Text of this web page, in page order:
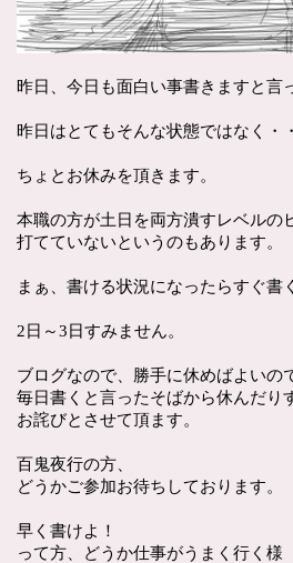
昨日、今日も面白い事書きますと言
昨日はとてもそんな状態ではなく・
ちょとお休みを頂きます。
本職の方が土日を両方潰すレベルの
打てていないというのもあります。
まぁ、書ける状況になったらすぐ書
2日～3日すみません。
ブログなので、勝手に休めばよいの
毎日書くと言ったそばから休んだり
お詫びとさせて頂ます。
百鬼夜行の方、
どうかご参加お待ちしております。
早く書けよ！
って方、どうか仕事がうまく行く様